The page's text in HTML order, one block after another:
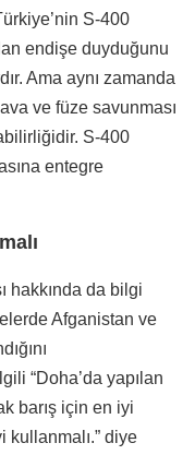
S-400
endişe duyduğunu
Ama aynı zamanda
ve füze savunması
S-400
entegre
hakkında da bilgi
Afganistan ve
“Doha’da yapılan
barış için en iyi
kullanmalı.” diye